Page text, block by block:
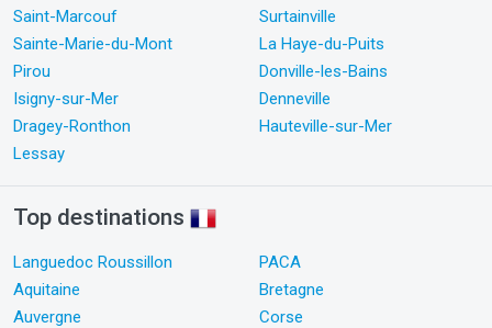
Saint-Marcouf
Surtainville
Sainte-Marie-du-Mont
La Haye-du-Puits
Pirou
Donville-les-Bains
Isigny-sur-Mer
Denneville
Dragey-Ronthon
Hauteville-sur-Mer
Lessay
Top destinations
Languedoc Roussillon
PACA
Aquitaine
Bretagne
Auvergne
Corse